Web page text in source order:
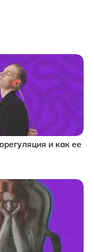
и как ее